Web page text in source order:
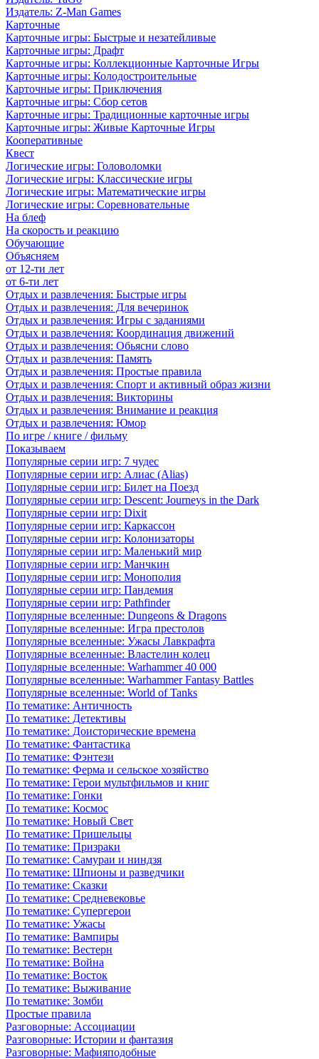
Издатель: Z-Man Games
Карточные
Карточные игры: Быстрые и незатейливые
Карточные игры: Драфт
Карточные игры: Коллекционные Карточные Игры
Карточные игры: Колодостроительные
Карточные игры: Приключения
Карточные игры: Сбор сетов
Карточные игры: Традиционные карточные игры
Карточные игры: Живые Карточные Игры
Кооперативные
Квест
Логические игры: Головоломки
Логические игры: Классические игры
Логические игры: Математические игры
Логические игры: Соревновательные
На блеф
На скорость и реакцию
Обучающие
Объясняем
от 12-ти лет
от 6-ти лет
Отдых и развлечения: Быстрые игры
Отдых и развлечения: Для вечеринок
Отдых и развлечения: Игры с заданиями
Отдых и развлечения: Координация движений
Отдых и развлечения: Обьясни слово
Отдых и развлечения: Память
Отдых и развлечения: Простые правила
Отдых и развлечения: Спорт и активный образ жизни
Отдых и развлечения: Викторины
Отдых и развлечения: Внимание и реакция
Отдых и развлечения: Юмор
По игре / книге / фильму
Показываем
Популярные серии игр: 7 чудес
Популярные серии игр: Алиас (Alias)
Популярные серии игр: Билет на Поезд
Популярные серии игр: Descent: Journeys in the Dark
Популярные серии игр: Dixit
Популярные серии игр: Каркассон
Популярные серии игр: Колонизаторы
Популярные серии игр: Маленький мир
Популярные серии игр: Манчкин
Популярные серии игр: Монополия
Популярные серии игр: Пандемия
Популярные серии игр: Pathfinder
Популярные вселенные: Dungeons & Dragons
Популярные вселенные: Игра престолов
Популярные вселенные: Ужасы Лавкрафта
Популярные вселенные: Властелин колец
Популярные вселенные: Warhammer 40 000
Популярные вселенные: Warhammer Fantasy Battles
Популярные вселенные: World of Tanks
По тематике: Античность
По тематике: Детективы
По тематике: Доисторические времена
По тематике: Фантастика
По тематике: Фэнтези
По тематике: Ферма и сельское хозяйство
По тематике: Герои мультфильмов и книг
По тематике: Гонки
По тематике: Космос
По тематике: Новый Свет
По тематике: Пришельцы
По тематике: Призраки
По тематике: Самураи и ниндзя
По тематике: Шпионы и разведчики
По тематике: Сказки
По тематике: Средневековье
По тематике: Супергерои
По тематике: Ужасы
По тематике: Вампиры
По тематике: Вестерн
По тематике: Война
По тематике: Восток
По тематике: Выживание
По тематике: Зомби
Простые правила
Разговорные: Ассоциации
Разговорные: Истории и фантазия
Разговорные: Мафияподобные